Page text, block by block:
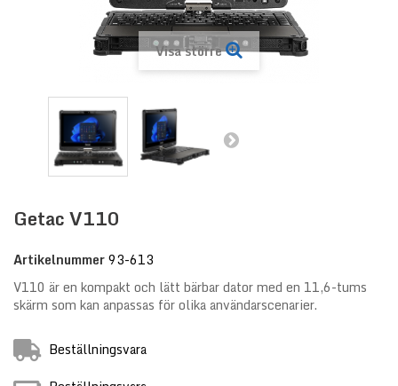
Visa större
Getac V110
Artikelnummer93-613
V110 är en kompakt och lätt bärbar dator med en 11,6-tums
skärm som kan anpassas för olika användarscenarier.
Beställningsvara